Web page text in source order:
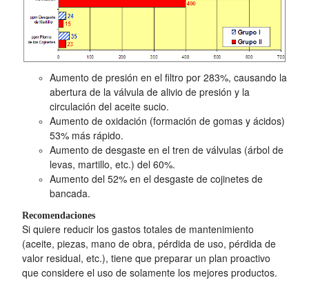
Aumento de presión en el filtro por 283%, causando la
abertura de la válvula de alivio de presión y la
circulación del aceite sucio.
Aumento de oxidación (formación de gomas y ácidos)
53% más rápido.
Aumento de desgaste en el tren de válvulas (árbol de
levas, martillo, etc.) del 60%.
Aumento del 52% en el desgaste de cojinetes de
bancada.
Recomendaciones
Si quiere reducir los gastos totales de mantenimiento
(aceite, piezas, mano de obra, pérdida de uso, pérdida de
valor residual, etc.), tiene que preparar un plan proactivo
que considere el uso de solamente los mejores productos.